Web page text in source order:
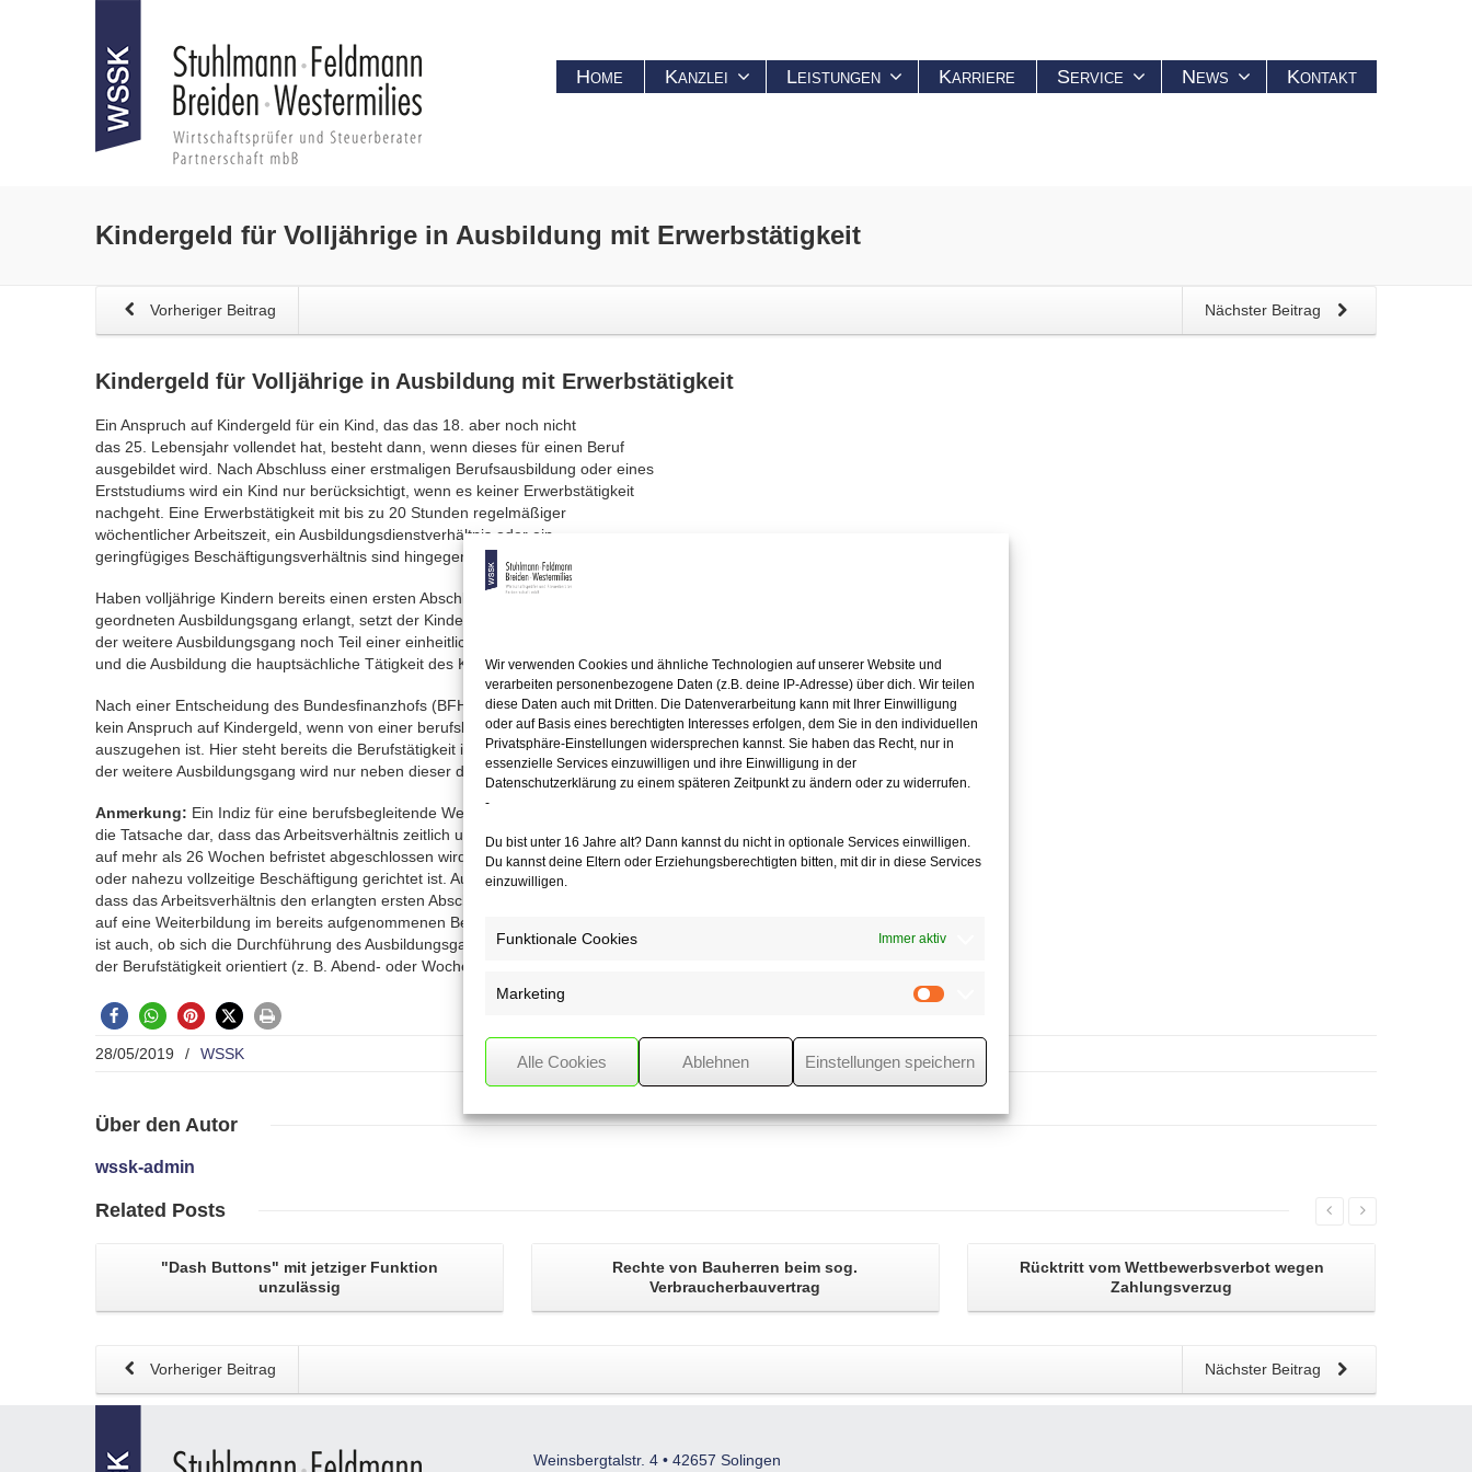
Wir verwenden Cookies und ähnliche Technologien auf unserer Website und
verarbeiten personenbezogene Daten (z.B. deine IP-Adresse) über dich. Wir teilen
diese Daten auch mit Dritten. Die Datenverarbeitung kann mit Ihrer Einwilligung
oder auf Basis eines berechtigten Interesses erfolgen, dem Sie in den individuellen
Privatsphäre-Einstellungen widersprechen kannst. Sie haben das Recht, nur in
essenzielle Services einzuwilligen und ihre Einwilligung in der
Datenschutzerklärung zu einem späteren Zeitpunkt zu ändern oder zu widerrufen.
-
Du bist unter 16 Jahre alt? Dann kannst du nicht in optionale Services einwilligen.
Du kannst deine Eltern oder Erziehungsberechtigten bitten, mit dir in diese Services
einzuwilligen.
Funktionale Cookies Immer aktiv
Marketing
Alle Cookies Ablehnen Einstellungen speichern
Home Kanzlei Leistungen Karriere Service News Kontakt
Kindergeld für Volljährige in Ausbildung mit Erwerbstätigkeit
Nächster Beitrag
Vorheriger Beitrag
Kindergeld für Volljährige in Ausbildung mit Erwerbstätigkeit
Ein Anspruch auf Kindergeld für ein Kind, das das 18. aber noch nicht
das 25. Lebensjahr vollendet hat, besteht dann, wenn dieses für einen Beruf
ausgebildet wird. Nach Abschluss einer erstmaligen Berufsausbildung oder eines
Erststudiums wird ein Kind nur berücksichtigt, wenn es keiner Erwerbstätigkeit
nachgeht. Eine Erwerbstätigkeit mit bis zu 20 Stunden regelmäßiger
wöchentlicher Arbeitszeit, ein Ausbildungsdienstverhältnis oder ein
geringfügiges Beschäftigungsverhältnis sind hingegen unschädlich.
Haben volljährige Kindern bereits einen ersten Abschluss in einem öffentlich-rechtlich
geordneten Ausbildungsgang erlangt, setzt der Kindergeldanspruch voraus, dass
der weitere Ausbildungsgang noch Teil einer einheitlichen Erstausbildung ist
und die Ausbildung die hauptsächliche Tätigkeit des Kindes bildet.
Nach einer Entscheidung des Bundesfinanzhofs (BFH) vom 11.12.2018 besteht hingegen
kein Anspruch auf Kindergeld, wenn von einer berufsbegleitenden Weiterbildung
auszugehen ist. Hier steht bereits die Berufstätigkeit im Vordergrund und
der weitere Ausbildungsgang wird nur neben dieser durchgeführt.
Anmerkung: Ein Indiz für eine berufsbegleitende Weiterbildung stellt
die Tatsache dar, dass das Arbeitsverhältnis zeitlich unbefristet oder
auf mehr als 26 Wochen befristet abgeschlossen wird und auf eine vollzeitige
oder nahezu vollzeitige Beschäftigung gerichtet ist. Auch der Umstand,
dass das Arbeitsverhältnis den erlangten ersten Abschluss erfordert, kann
auf eine Weiterbildung im bereits aufgenommenen Beruf hinweisen. Mitentscheidend
ist auch, ob sich die Durchführung des Ausbildungsgangs an den Erfordernissen
der Berufstätigkeit orientiert (z. B. Abend- oder Wochenendunterricht).
28/05/2019 / WSSK
Über den Autor
wssk-admin
Related Posts
"Dash Buttons" mit jetziger Funktion
unzulässig
Rechte von Bauherren beim sog.
Verbraucherbauvertrag
Rücktritt vom Wettbewerbsverbotwegen
Zahlungsverzug
Nächster Beitrag
Vorheriger Beitrag
Weinsbergtalstr. 4 • 42657 Solingen